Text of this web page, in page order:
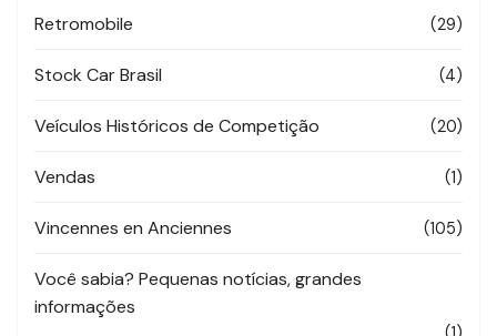
Retromobile (29)
Stock Car Brasil (4)
Veículos Históricos de Competição (20)
Vendas (1)
Vincennes en Anciennes (105)
Você sabia? Pequenas notícias, grandes
informações